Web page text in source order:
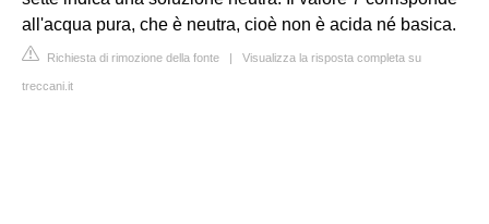
all'acqua pura, che è neutra, cioè non è acida né basica.
Richiesta di rimozione della fonte | Visualizza la risposta completa su
treccani.it